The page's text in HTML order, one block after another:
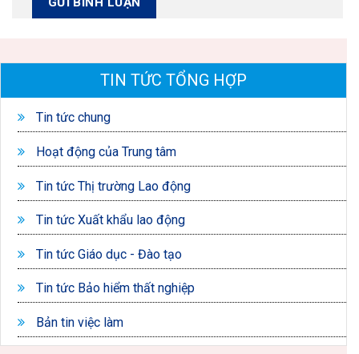
TIN TỨC TỔNG HỢP
Tin tức chung
Hoạt động của Trung tâm
Tin tức Thị trường Lao động
Tin tức Xuất khẩu lao động
Tin tức Giáo dục - Đào tạo
Tin tức Bảo hiểm thất nghiệp
Bản tin việc làm